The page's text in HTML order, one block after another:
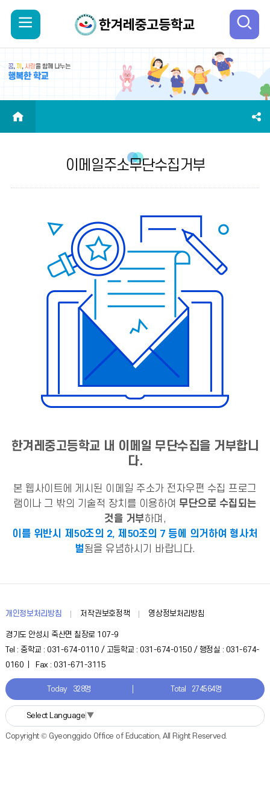
바
일
뉴
색
열
기
HOME
이메일주소무단수집거부
한겨레중고등학교 내 이메일 무단수집을 거부합니
다.
본 웹사이트에 게시된 이메일 주소가 전자우편 수집 프로그
램이나 그 밖의 기술적 장치를 이용하여 무단으로 수집되는
것을 거부하며,
이를 위반시 제50조의 2, 제50조의 7 등에 의거하여 형사처
벌됨을 유념하시기 바랍니다.
개인정보처리방침 저작권보호정책 영상정보처리방침
경기도 안성시 죽산면 칠장로 107-9
Tel : 중학교 : 031-674-0110 / 고등학교 : 031-674-0150 / 행정실 : 031-674-
0160 | Fax : 031-671-3115
Today 328명 Total 274564명
Select Language ▼
Copyright © Gyeonggido Office of Education, All Right Reserved.